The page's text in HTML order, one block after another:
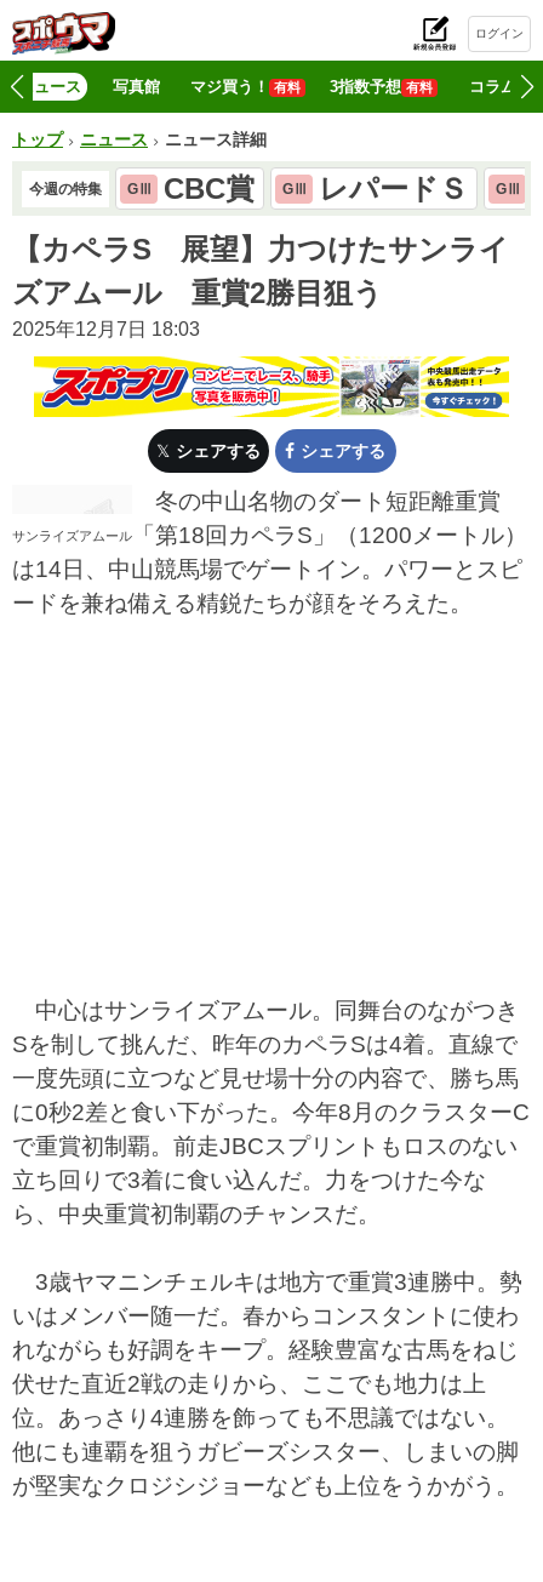
ログイン
ニュース 写真館 マジ買う！ 有料 3指数予想 有料 コラム
トップ ニュース ニュース詳細
今週の特集 GⅢ CBC賞 GⅢ レパードＳ GⅢ
【カペラS 展望】力つけたサンライ
ズアムール 重賞2勝目狙う
2025年12月7日 18:03
シェアする シェアする
サンライズアムール
冬の中山名物のダート短距離重賞
「第18回カペラS」（1200メートル）
は14日、中山競馬場でゲートイン。パワーとスピ
ードを兼ね備える精鋭たちが顔をそろえた。
中心はサンライズアムール。同舞台のながつき
Sを制して挑んだ、昨年のカペラSは4着。直線で
一度先頭に立つなど見せ場十分の内容で、勝ち馬
に0秒2差と食い下がった。今年8月のクラスターC
で重賞初制覇。前走JBCスプリントもロスのない
立ち回りで3着に食い込んだ。力をつけた今な
ら、中央重賞初制覇のチャンスだ。
3歳ヤマニンチェルキは地方で重賞3連勝中。勢
いはメンバー随一だ。春からコンスタントに使わ
れながらも好調をキープ。経験豊富な古馬をねじ
伏せた直近2戦の走りから、ここでも地力は上
位。あっさり4連勝を飾っても不思議ではない。
他にも連覇を狙うガビーズシスター、しまいの脚
が堅実なクロジシジョーなども上位をうかがう。